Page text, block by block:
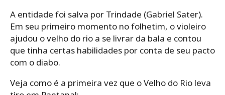
A entidade foi salva por Trindade (Gabriel Sater).
Em seu primeiro momento no folhetim, o violeiro
ajudou o velho do rio a se livrar da bala e contou
que tinha certas habilidades por conta de seu pacto
com o diabo.
Veja como é a primeira vez que o Velho do Rio leva